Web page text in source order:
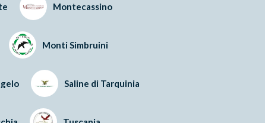
Montecassino
Monti Simbruini
Saline di Tarquinia